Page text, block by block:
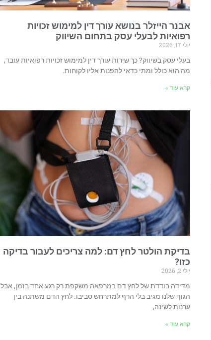
אבנר הייזלר בנושא עורך דין למימוש זכויות
רפואיות לבעלי עסק בתחום השיווק
יולי 17, 2026
בעלי עסק בשיווק? כך שירות עורך דין למימוש זכויות רפואיות עובד,
מה הוא כולל ומתי כדאי להפנות אליו לקוחות.
קרא עוד »
בדיקת הולטר לחץ דם: למה צריכים לעבור בדיקה
כזו?
יולי 2, 2026
מדידה בודדת של לחץ דם במרפאה משקפת רק רגע אחד בזמן, אבל
הגוף שלנו מגיב בלי הרף למתרחש סביבו. לחץ הדם משתנה בין
ערנות לשינה,
קרא עוד »